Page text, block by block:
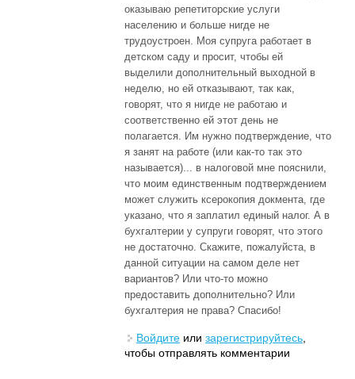
оказываю репетиторские услуги
населению и больше нигде не
трудоустроен. Моя супруга работает в
детском саду и просит, чтобы ей
выделили дополнительный выходной в
неделю, но ей отказывают, так как,
говорят, что я нигде не работаю и
соответственно ей этот день не
полагается. Им нужно подтверждение, что
я занят на работе (или как-то так это
называется)... в налоговой мне пояснили,
что моим единственным подтверждением
может служить ксерокопия докмента, где
указано, что я заплатил единый налог. А в
бухгалтерии у супруги говорят, что этого
не достаточно. Скажите, пожалуйста, в
данной ситуации на самом деле нет
вариантов? Или что-то можно
предоставить дополнительно? Или
бухгалтерия не права? Спасибо!
Войдите или зарегистрируйтесь
чтобы отправлять комментарии